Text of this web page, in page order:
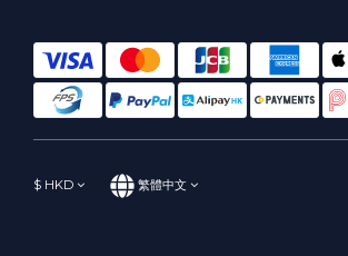
$ HKD 繁體中文